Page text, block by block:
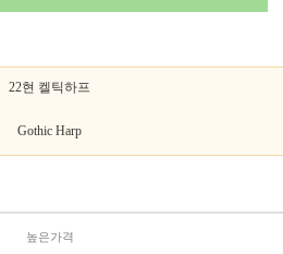
22현 켈틱하프
Gothic Harp
높은가격